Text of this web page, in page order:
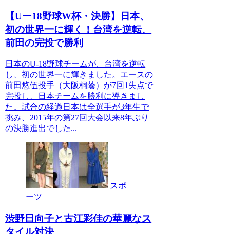
【Uー18野球W杯・決勝】日本、
初の世界一に輝く！台湾を逆転、
前田の完投で勝利
日本のU-18野球チームが、台湾を逆転
し、初の世界一に輝きました。エースの
前田悠伍投手（大阪桐蔭）が7回1失点で
完投し、日本チームを勝利に導きまし
た。試合の経過日本は全選手が3年生で
挑み、2015年の第27回大会以来8年ぶり
の決勝進出でした...
スポ
ーツ
渋野日向子と古江彩佳の華麗なス
タイル対決